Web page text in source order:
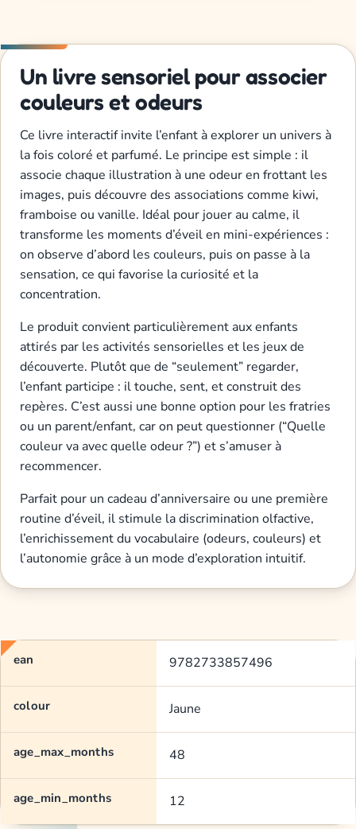
Un livre sensoriel pour associer
couleurs et odeurs
Ce livre interactif invite l’enfant à explorer un univers à
la fois coloré et parfumé. Le principe est simple : il
associe chaque illustration à une odeur en frottant les
images, puis découvre des associations comme kiwi,
framboise ou vanille. Idéal pour jouer au calme, il
transforme les moments d’éveil en mini-expériences :
on observe d’abord les couleurs, puis on passe à la
sensation, ce qui favorise la curiosité et la
concentration.
Le produit convient particulièrement aux enfants
attirés par les activités sensorielles et les jeux de
découverte. Plutôt que de “seulement” regarder,
l’enfant participe : il touche, sent, et construit des
repères. C’est aussi une bonne option pour les fratries
ou un parent/enfant, car on peut questionner (“Quelle
couleur va avec quelle odeur ?”) et s’amuser à
recommencer.
Parfait pour un cadeau d’anniversaire ou une première
routine d’éveil, il stimule la discrimination olfactive,
l’enrichissement du vocabulaire (odeurs, couleurs) et
l’autonomie grâce à un mode d’exploration intuitif.
ean 9782733857496
colour Jaune
age_max_months 48
age_min_months 12